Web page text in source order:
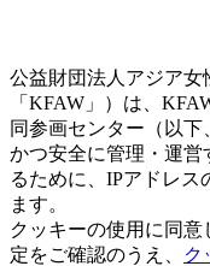
公益財団法人アジア女
「KFAW」）は、
同参画センター（以
かつ安全に管理・運
るために、IPアドレス
ます。
クッキーの使用に同
定をご確認のうえ、
ク